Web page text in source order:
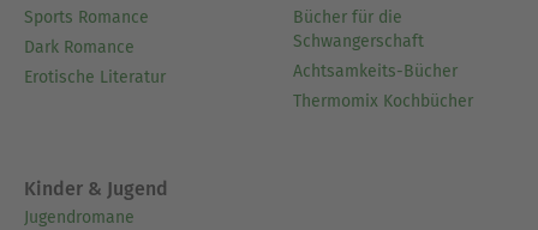
Am liebsten verbringt er seine Zeit in der
Hängematte, wo er seiner Kreativität freien Lauf
lässt. Seine Lebensgefährtin Olga und ihr Sohn
Roman unterstützen ihn im Alltag, denn Axel
Sports Romance
Dark Romance
Erotische Literatur
Bücher für die
Schwangerschaft
Achtsamkeits-Bücher
Thermomix Kochbücher
Kinder & Jugend
Jugendromane